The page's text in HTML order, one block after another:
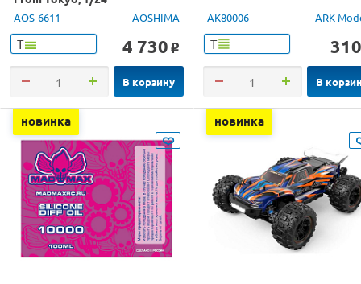
AOS-6611 AOSHIMA
Т 4 730 o
В корзину
AK80006 ARK
Т 310
В
новинка новинка